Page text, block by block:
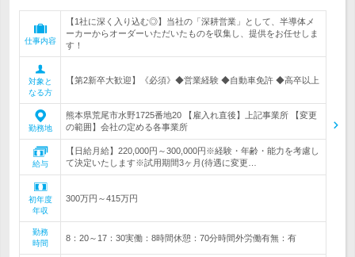
仕事内容
【1社に深く入り込む◎】当社の「深耕営業」として、半導体メ
ーカーからオーダーいただいたものを収集し、提供をお任せしま
す！
対象と
なる方
【第2新卒大歓迎】《必須》◆営業経験 ◆自動車免許 ◆高卒以上
勤務地
熊本県荒尾市水野1725番地20 【雇入れ直後】上記事業所 【変更
の範囲】会社の定める各事業所
給与
【日給月給】220,000円～300,000円※経験・年齢・能力を考慮し
て決定いたします※試用期間3ヶ月(待遇に変更…
初年度
年収
300万円～415万円
勤務
時間
8：20～17：30実働：8時間休憩：70分時間外労働有無：有